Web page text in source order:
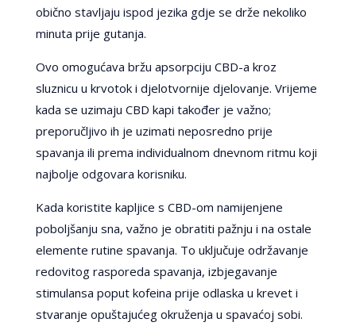
obično stavljaju ispod jezika gdje se drže nekoliko
minuta prije gutanja.
Ovo omogućava bržu apsorpciju CBD-a kroz
sluznicu u krvotok i djelotvornije djelovanje. Vrijeme
kada se uzimaju CBD kapi također je važno;
preporučljivo ih je uzimati neposredno prije
spavanja ili prema individualnom dnevnom ritmu koji
najbolje odgovara korisniku.
Kada koristite kapljice s CBD-om namijenjene
poboljšanju sna, važno je obratiti pažnju i na ostale
elemente rutine spavanja. To uključuje održavanje
redovitog rasporeda spavanja, izbjegavanje
stimulansa poput kofeina prije odlaska u krevet i
stvaranje opuštajućeg okruženja u spavaćoj sobi.